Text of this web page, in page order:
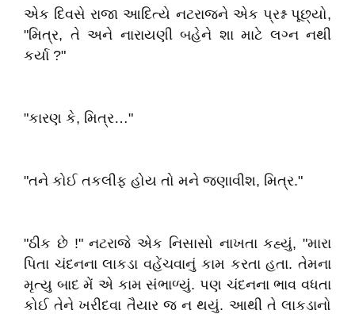
એક દિવસે રાજા આદિત્યે નટરાજને એક પ્રશ્ન પૂછ્યો,
"મિત્ર, તે અને નારાયણી બહેને શા માટે લગ્ન નથી
કર્યા ?"
"કારણ કે, મિત્ર…"
"તને કોઈ તકલીફ હોય તો મને જણાવીશ, મિત્ર."
"ઠીક છે !" નટરાજે એક નિસાસો નાખતા કહ્યું, "મારા
પિતા ચંદનના લાકડા વહેંચવાનું કામ કરતા હતા. તેમના
મૃત્યુ બાદ મેં એ કામ સંભાળ્યું. પણ ચંદનના ભાવ વધતા
કોઈ તેને ખરીદવા તૈયાર જ ન થયું. આથી તે લાકડાનો